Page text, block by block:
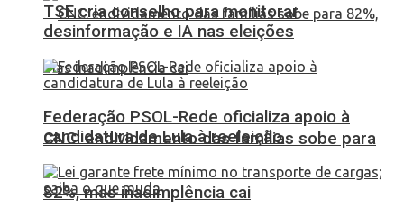
CNC: endividamento das famílias sobe para
82%, mas inadimplência cai
TSE cria conselho para monitorar
desinformação e IA nas eleições
Federação PSOL-Rede oficializa apoio à
candidatura de Lula à reeleição